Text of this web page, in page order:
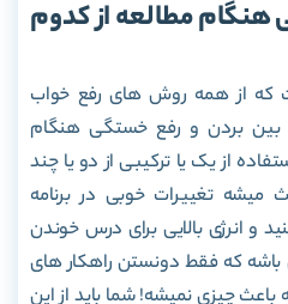
هنگام مطالعه از کدوم
که از همه روش های رفع خواب
بین بردن و رفع خستگی هنگام
از یک یا ترکیبی از دو یا چند
تغییرات خوبی در برنامه
و انرژی بالایی برای درس خوندن
باشه که فقط دونستن راهکار های
چیزی نمیشه! شما باید از این